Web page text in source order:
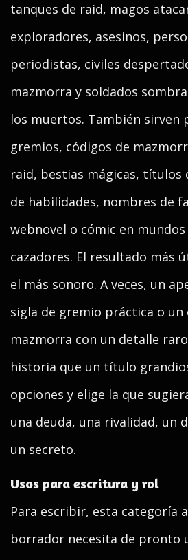
tanques de raid, magos
exploradores, asesinos,
periodistas, civiles
mazmorra y soldados
los muertos. También sirven
gremios, códigos de
raid, bestias mágicas, títulos
de habilidades, nombres de
webnovel o cómic en
cazadores. El resultado más
el más sonoro. A veces, un
sigla de gremio práctica o un
mazmorra con un detalle
historia que un título
opciones y elige la que
una deuda, una rivalidad, un
un secreto.
Usos para escritura y rol
Para escribir, esta categoría
borrador necesita de pronto